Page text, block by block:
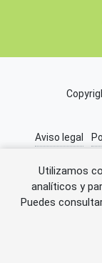
Utilizamos
analíticos y
Puedes
Aviso legal